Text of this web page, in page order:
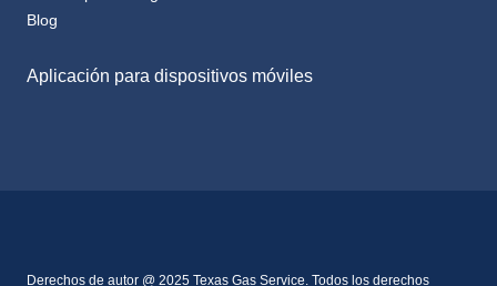
Blog
Aplicación para dispositivos móviles
Derechos de autor @ 2025 Texas Gas Service. Todos los derechos